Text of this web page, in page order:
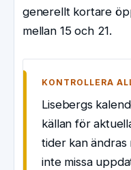
generellt kortare
mellan 15 och 21.
KONTROLLERA
Lisebergs
källan för
tider kan
inte missa